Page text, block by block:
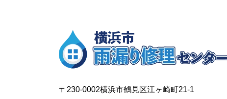
〒230-0002横浜市鶴見区江ヶ崎町21-1